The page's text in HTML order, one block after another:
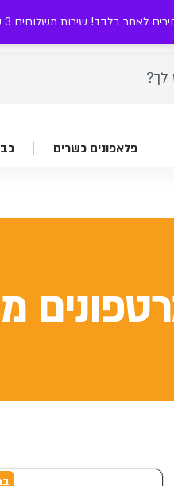
לאתר בלבד! שירות משלוחים 3 עד 7 ימי עסקים
111 בני ברק 199
פלאפונים כשרים